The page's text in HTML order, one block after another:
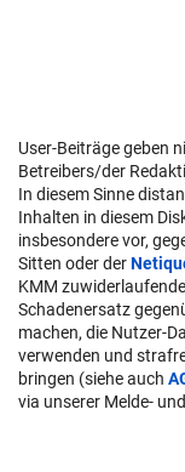
User-Beiträge geben
Betreibers/der
In diesem Sinne
Inhalten in diesem
insbesondere vor,
Sitten oder der
KMM
Schadenersatz
machen, die Nutzer-
verwenden und
bringen (siehe auch
via unserer Melde-